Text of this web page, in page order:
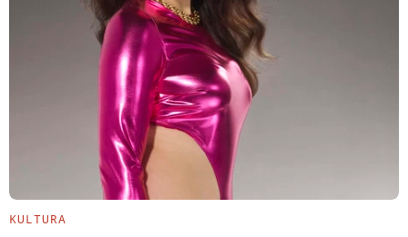
KULTURA